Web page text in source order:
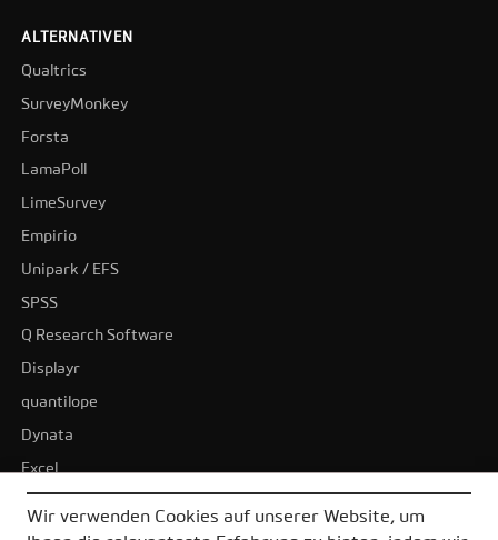
ALTERNATIVEN
Qualtrics
SurveyMonkey
Forsta
LamaPoll
LimeSurvey
Empirio
Unipark / EFS
SPSS
Q Research Software
Displayr
quantilope
Dynata
Excel
Tableau
Wir verwenden Cookies auf unserer Website, um